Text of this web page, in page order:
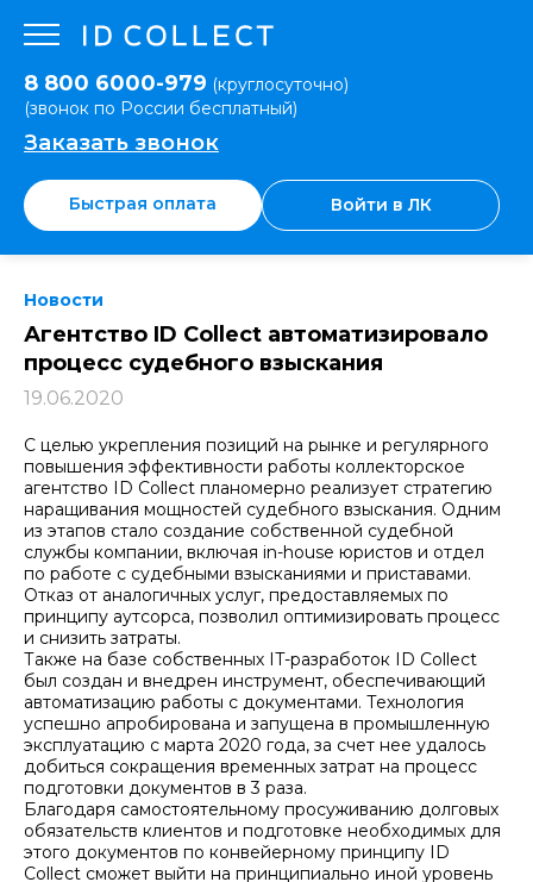
8 800 6000-979 (круглосуточно)
(звонок по России бесплатный)
Заказать звонок
Быстрая оплата Войти в ЛК
Новости
Агентство ID Collect автоматизировало
процесс судебного взыскания
19.06.2020
С целью укрепления позиций на рынке и регулярного
повышения эффективности работы коллекторское
агентство ID Collect планомерно реализует стратегию
наращивания мощностей судебного взыскания. Одним
из этапов стало создание собственной судебной
службы компании, включая in-house юристов и отдел
по работе с судебными взысканиями и приставами.
Отказ от аналогичных услуг, предоставляемых по
принципу аутсорса, позволил оптимизировать процесс
и снизить затраты.
Также на базе собственных IT-разработок ID Collect
был создан и внедрен инструмент, обеспечивающий
автоматизацию работы с документами. Технология
успешно апробирована и запущена в промышленную
эксплуатацию с марта 2020 года, за счет нее удалось
добиться сокращения временных затрат на процесс
подготовки документов в 3 раза.
Благодаря самостоятельному просуживанию долговых
обязательств клиентов и подготовке необходимых для
этого документов по конвейерному принципу ID
Collect сможет выйти на принципиально иной уровень